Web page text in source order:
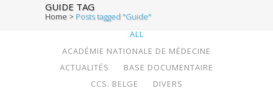
GUIDE TAG
Home > Posts tagged "Guide"
ALL
ACADÉMIE NATIONALE DE MÉDECINE
ACTUALITÉS
BASE DOCUMENTAIRE
CCS. BELGE
DIVERS